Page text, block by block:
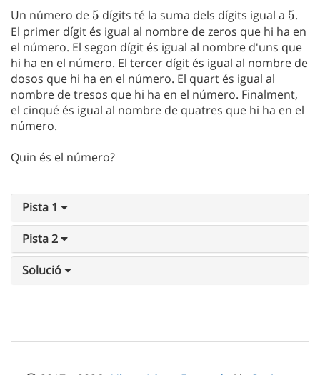
Un número de 5
5 dígits té la suma dels dígits igual a 5
5.
El primer dígit és igual al nombre de zeros que hi ha en
el número. El segon dígit és igual al nombre d'uns que
hi ha en el número. El tercer dígit és igual al nombre de
dosos que hi ha en el número. El quart és igual al
nombre de tresos que hi ha en el número. Finalment,
el cinqué és igual al nombre de quatres que hi ha en el
número.
Quin és el número?
Pista 1
Pista 2
Solució